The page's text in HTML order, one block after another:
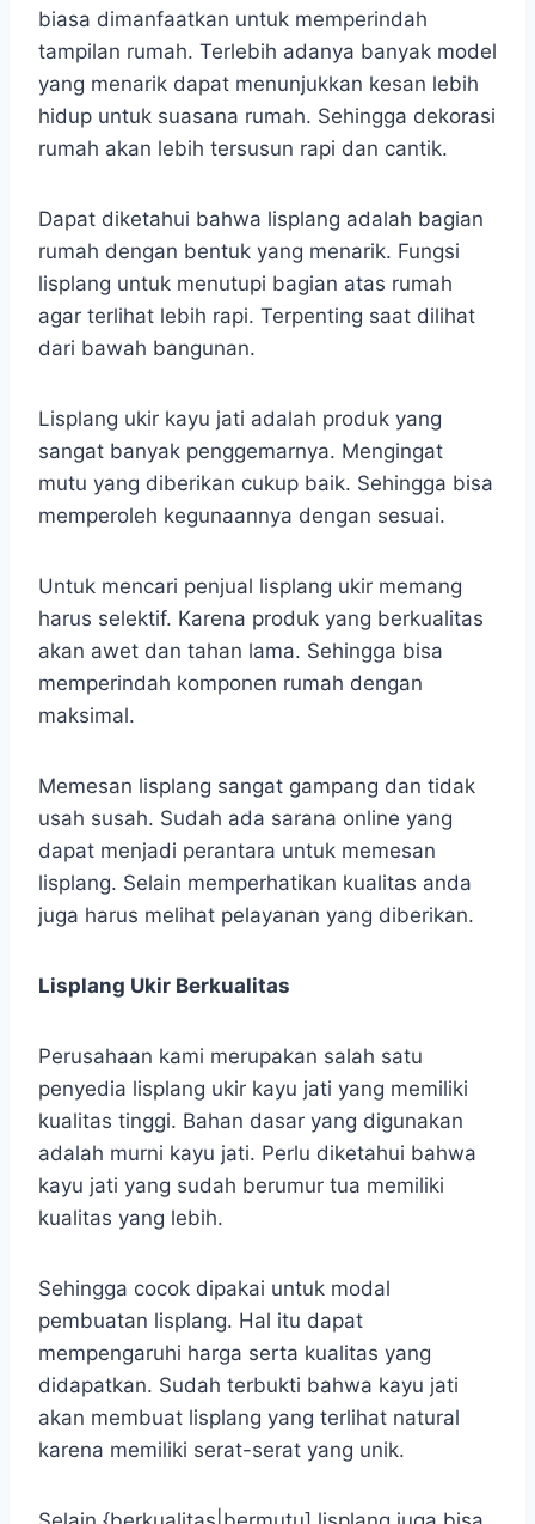
biasa dimanfaatkan untuk memperindah
tampilan rumah. Terlebih adanya banyak model
yang menarik dapat menunjukkan kesan lebih
hidup untuk suasana rumah. Sehingga dekorasi
rumah akan lebih tersusun rapi dan cantik.
Dapat diketahui bahwa lisplang adalah bagian
rumah dengan bentuk yang menarik. Fungsi
lisplang untuk menutupi bagian atas rumah
agar terlihat lebih rapi. Terpenting saat dilihat
dari bawah bangunan.
Lisplang ukir kayu jati adalah produk yang
sangat banyak penggemarnya. Mengingat
mutu yang diberikan cukup baik. Sehingga bisa
memperoleh kegunaannya dengan sesuai.
Untuk mencari penjual lisplang ukir memang
harus selektif. Karena produk yang berkualitas
akan awet dan tahan lama. Sehingga bisa
memperindah komponen rumah dengan
maksimal.
Memesan lisplang sangat gampang dan tidak
usah susah. Sudah ada sarana online yang
dapat menjadi perantara untuk memesan
lisplang. Selain memperhatikan kualitas anda
juga harus melihat pelayanan yang diberikan.
Lisplang Ukir Berkualitas
Perusahaan kami merupakan salah satu
penyedia lisplang ukir kayu jati yang memiliki
kualitas tinggi. Bahan dasar yang digunakan
adalah murni kayu jati. Perlu diketahui bahwa
kayu jati yang sudah berumur tua memiliki
kualitas yang lebih.
Sehingga cocok dipakai untuk modal
pembuatan lisplang. Hal itu dapat
mempengaruhi harga serta kualitas yang
didapatkan. Sudah terbukti bahwa kayu jati
akan membuat lisplang yang terlihat natural
karena memiliki serat-serat yang unik.